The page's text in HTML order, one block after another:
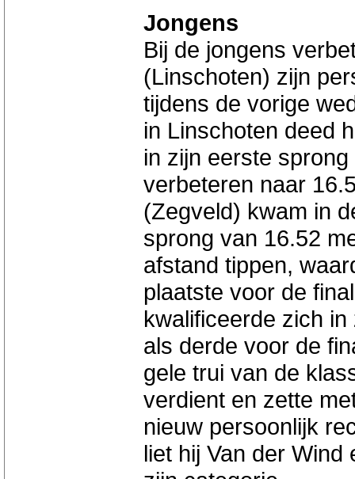
Jongens
Bij de jongens
(Linschoten) zijn
tijdens de vorige
in Linschoten deed
in zijn eerste
verbeteren naar
(Zegveld) kwam in
sprong van 16.52
afstand tippen,
plaatste voor de
kwalificeerde zich
als derde voor de
gele trui van de
verdient en zette
nieuw persoonlijk
liet hij Van der